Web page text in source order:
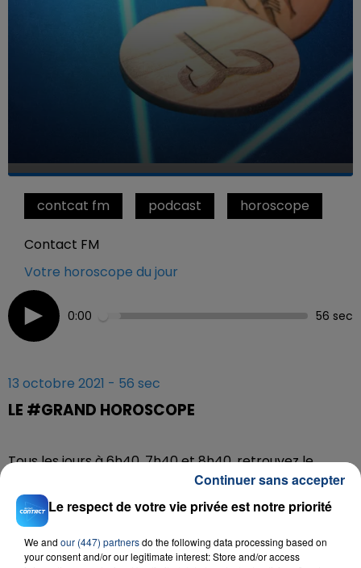
contcat fm podcast horoscope
Contact FM
Votre horoscope du jour
0:00 56 sec
13 octobre 2021 - 56 sec
LE #GRAND HOROSCOPE
Tous les jours à 6h40, 7h40 et 8h40, retrouvez le
#Grand Horoscope sur Contact FM
Le respect de votre vie privée est notre priorité
We and our (447) partnersdo the following data processing based on
your consent and/or our legitimate interest: Store and/or access
Continuer sans accepter